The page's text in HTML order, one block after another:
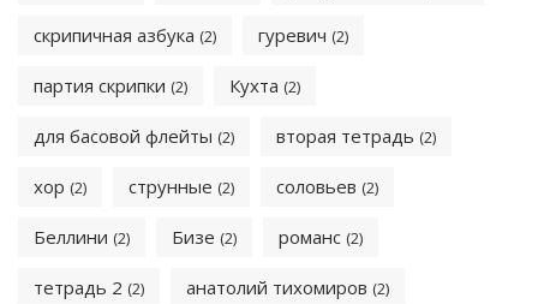
скрипичная азбука (2) гуревич (2)
партия скрипки (2) Кухта (2)
для басовой флейты (2) вторая тетрадь (2)
хор (2) струнные (2) соловьев (2)
Беллини (2) Бизе (2) романс (2)
тетрадь 2 (2) анатолий тихомиров (2)